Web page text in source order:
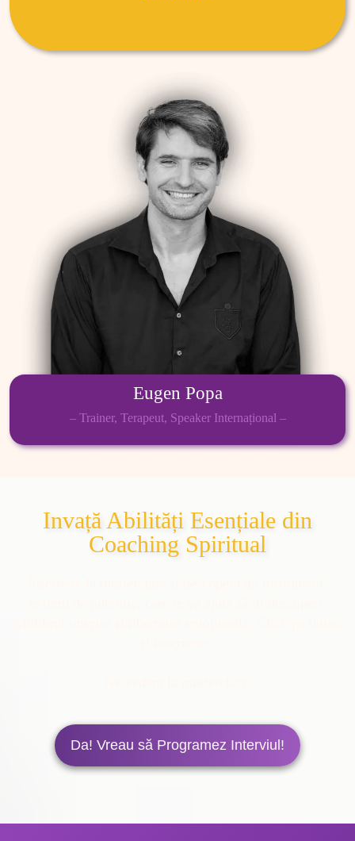
Eugen Popa
– Trainer, Terapeut, Speaker Internațional –
Invață Abilități Esențiale din
Coaching Spiritual
Da! Vreau să Programez Interviul!